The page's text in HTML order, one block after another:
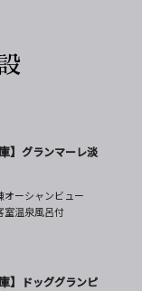
】 グランマーレ淡
オーシャンビュー
室温泉風呂付
】
ドッググランピ